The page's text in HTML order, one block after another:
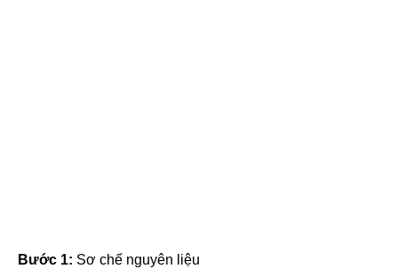
Bước 1: Sơ chế nguyên liệu